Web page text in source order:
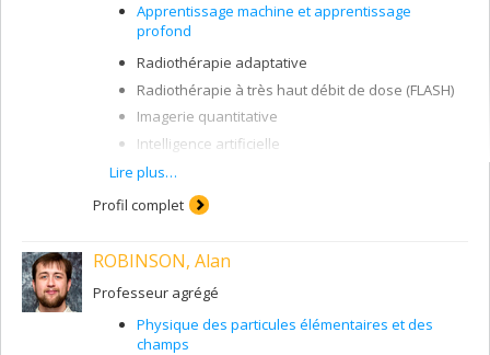
Apprentissage machine et apprentissage
profond
Radiothérapie adaptative
Radiothérapie à très haut débit de dose (FLASH)
Imagerie quantitative
Intelligence artificielle
Protonthérapie
Simulations Monte Carlo
Lire plus…
Profil complet
ROBINSON, Alan
Professeur agrégé
Physique des particules élémentaires et des
champs